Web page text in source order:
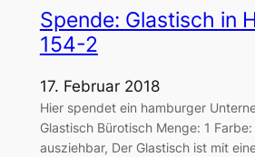
Spende: Glastisch in
154-2
17. Februar 2018
Hier spendet ein hamburger
Glastisch Bürotisch Menge: 1
ausziehbar, Der Glastisch ist mit